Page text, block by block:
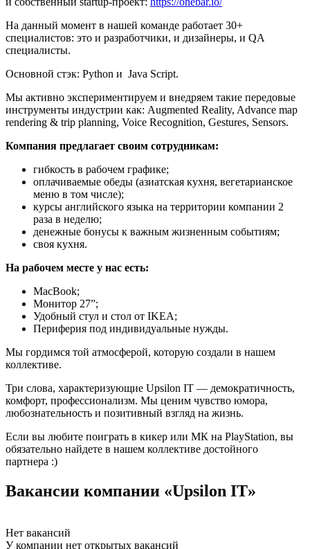
На данный момент в нашей команде работает 30+
специалистов: это и разработчики, и дизайнеры, и QA
специалисты.
Основной стэк: Python и Java Script.
Мы активно экспериментируем и внедряем такие передовые
инструменты индустрии как: Augmented Reality, Advance map
rendering & trip planning, Voice Recognition, Gestures, Sensors.
Компания предлагает своим сотрудникам:
гибкость в рабочем графике;
оплачиваемые обеды (азиатская кухня, вегетарианское
меню в том числе);
курсы английского языка на территории компании 2
раза в неделю;
денежные бонусы к важным жизненным событиям;
своя кухня.
На рабочем месте у нас есть:
MacBook;
Монитор 27”;
Удобный стул и стол от IKEA;
Периферия под индивидуальные нужды.
Мы гордимся той атмосферой, которую создали в нашем
коллективе.
Три слова, характеризующие Upsilon IT — демократичность,
комфорт, профессионализм. Мы ценим чувство юмора,
любознательность и позитивный взгляд на жизнь.
Если вы любите поиграть в кикер или МК на PlayStation, вы
обязательно найдете в нашем коллективе достойного
партнера :)
Вакансии компании «Upsilon IT»
Нет вакансий
У компании нет открытых вакансий